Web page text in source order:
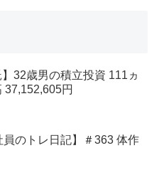
】32歳男の積立投資 111ヵ
37,152,605円
員のトレ日記】＃363 体作